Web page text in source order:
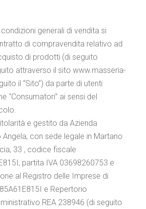
generali di vendita si
di compravendita relativo ad
di prodotti (di seguito
attraverso il sito www.masseria-
il “Sito”) da parte di utenti
“Consumatori” ai sensi del
e gestito da Azienda
con sede legale in Martano
33 , codice fiscale
partita IVA 03698260753 e
al Registro delle Imprese di
e Repertorio
REA 238946 (di seguito